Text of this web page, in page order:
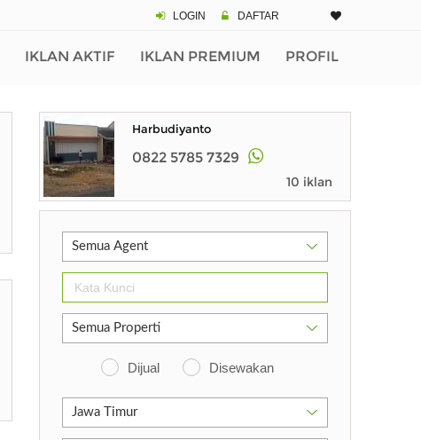
LOGIN DAFTAR
IKLAN AKTIF IKLAN PREMIUM PROFIL
Harbudiyanto
0822 5785 7329
10 iklan
Dijual Disewakan